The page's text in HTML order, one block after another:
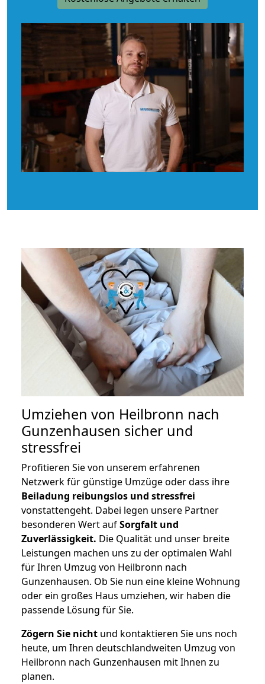
Umziehen von Heilbronn nach
Gunzenhausen sicher und
stressfrei
Profitieren Sie von unserem erfahrenen
Netzwerk für günstige Umzüge oder dass ihre
Beiladung reibungslos und stressfrei
vonstattengeht. Dabei legen unsere Partner
besonderen Wert aufSorgfalt und
Zuverlässigkeit. Die Qualität und unser breite
Leistungen machen uns zu der optimalen Wahl
für Ihren Umzug von Heilbronn nach
Gunzenhausen. Ob Sie nun eine kleine Wohnung
oder ein großes Haus umziehen, wir haben die
passende Lösung für Sie.
Zögern Sie nicht und kontaktieren Sie uns noch
heute, um Ihren deutschlandweiten Umzug von
Heilbronn nach Gunzenhausen mit Ihnen zu
planen.